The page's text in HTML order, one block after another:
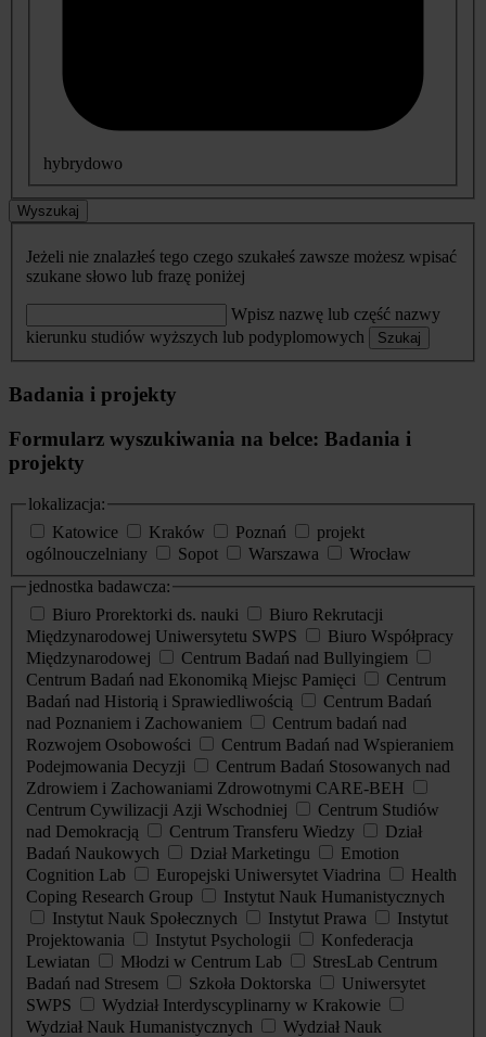
hybrydowo
Wyszukaj
Jeżeli nie znalazłeś tego czego szukałeś zawsze możesz wpisać
szukane słowo lub frazę poniżej
Wpisz nazwę lub część nazwy
kierunku studiów wyższych lub podyplomowych
Szukaj
Badania i projekty
Formularz wyszukiwania na belce: Badania i
projekty
lokalizacja:
Katowice
Kraków Poznań
projekt
ogólnouczelniany
Sopot Warszawa
Wrocław
jednostka badawcza:
Biuro Prorektorki ds. nauki
Biuro Rekrutacji
Międzynarodowej Uniwersytetu SWPS
Biuro Współpracy
Międzynarodowej
Centrum Badań nad Bullyingiem
Centrum Badań nad Ekonomiką Miejsc Pamięci
Centrum
Badań nad Historią i Sprawiedliwością
Centrum Badań
nad Poznaniem i Zachowaniem
Centrum badań nad
Rozwojem Osobowości
Centrum Badań nad Wspieraniem
Podejmowania Decyzji
Centrum Badań Stosowanych nad
Zdrowiem i Zachowaniami Zdrowotnymi CARE-BEH
Centrum Cywilizacji Azji Wschodniej
Centrum Studiów
nad Demokracją
Centrum Transferu Wiedzy
Dział
Badań Naukowych
Dział Marketingu
Emotion
Cognition Lab
Europejski Uniwersytet Viadrina
Health
Coping Research Group
Instytut Nauk Humanistycznych
Instytut Nauk Społecznych
Instytut Prawa
Instytut
Projektowania
Instytut Psychologii
Konfederacja
Lewiatan
Młodzi w Centrum Lab
StresLab Centrum
Badań nad Stresem
Szkoła Doktorska
Uniwersytet
SWPS
Wydział Interdyscyplinarny w Krakowie
Wydział Nauk Humanistycznych
Wydział Nauk